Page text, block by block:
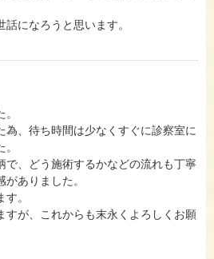
になろうと思います。
為、待ち時間は少なくすぐに診察室に
で、どう施術するかなどの流れも丁寧
ありました。
。
すが、これからも末永くよろしくお願